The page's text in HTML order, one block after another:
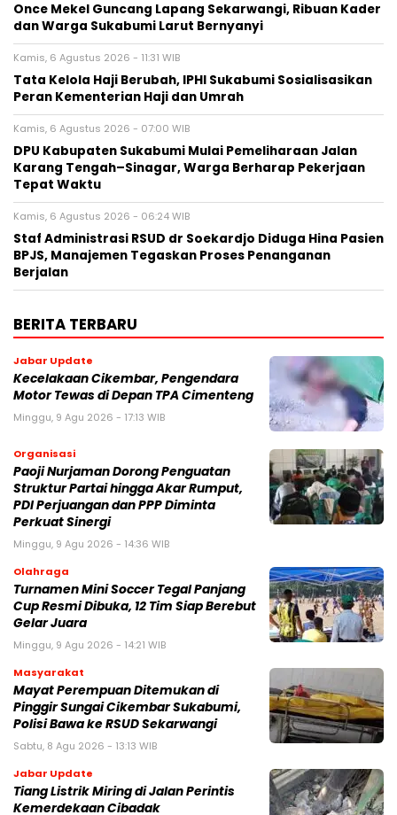
Once Mekel Guncang Lapang Sekarwangi, Ribuan Kader
dan Warga Sukabumi Larut Bernyanyi
Kamis, 6 Agustus 2026 - 11:31 WIB
Tata Kelola Haji Berubah, IPHI Sukabumi Sosialisasikan
Peran Kementerian Haji dan Umrah
Kamis, 6 Agustus 2026 - 07:00 WIB
‎DPU Kabupaten Sukabumi Mulai Pemeliharaan Jalan
Karang Tengah–Sinagar, Warga Berharap Pekerjaan
Tepat Waktu
Kamis, 6 Agustus 2026 - 06:24 WIB
Staf Administrasi RSUD dr Soekardjo Diduga Hina Pasien
BPJS, Manajemen Tegaskan Proses Penanganan
Berjalan
BERITA TERBARU
Jabar Update
Kecelakaan Cikembar, Pengendara
Motor Tewas di Depan TPA Cimenteng
Minggu, 9 Agu 2026 - 17:13 WIB
Organisasi
Paoji Nurjaman Dorong Penguatan
Struktur Partai hingga Akar Rumput,
PDI Perjuangan dan PPP Diminta
Perkuat Sinergi
Minggu, 9 Agu 2026 - 14:36 WIB
Olahraga
Turnamen Mini Soccer Tegal Panjang
Cup Resmi Dibuka, 12 Tim Siap Berebut
Gelar Juara
Minggu, 9 Agu 2026 - 14:21 WIB
Masyarakat
‎Mayat Perempuan Ditemukan di
Pinggir Sungai Cikembar Sukabumi,
Polisi Bawa ke RSUD Sekarwangi‎
Sabtu, 8 Agu 2026 - 13:13 WIB
Jabar Update
Tiang Listrik Miring di Jalan Perintis
Kemerdekaan Cibadak